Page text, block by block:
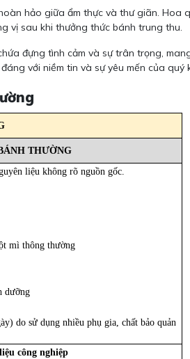
hảo giữa ẩm thực và thư giãn. Hoa
vị sau khi thưởng thức bánh trung thu.
đựng tình cảm và sự trân trọng,
với niềm tin và sự yêu mến của quý
THƯỜNG
liệu không rõ nguồn gốc.
mì thông thường
dưỡng
do sử dụng nhiều phụ gia, chất bảo quản
công nghiệp